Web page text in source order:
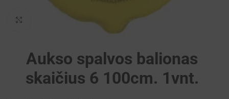
Aukso spalvos balionas
skaičius 6 100cm. 1vnt.